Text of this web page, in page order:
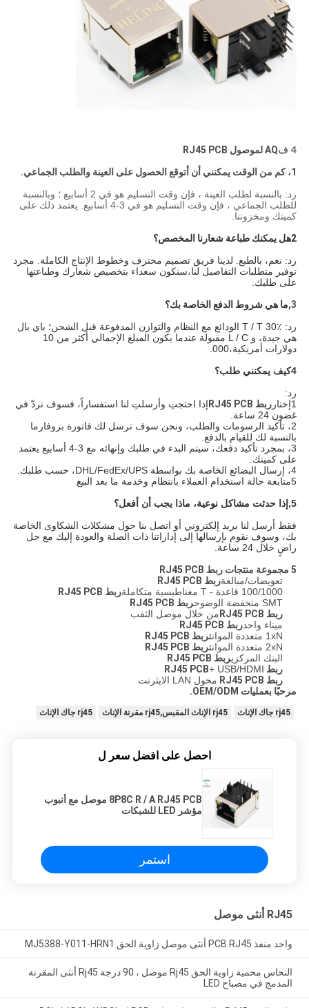
4 ف
AQ لموصول RJ45 PCB
1، كم من الوقت يمكنني أن أتوقع الحصول على العينة والطلب الجماعي.
رد: بالنسبة لطلب العينة ، فإن وقت التسليم هو في 2 أسابيع ؛ وبالنسبة
للطلب الجماعي ، فإن وقت التسليم هو في 3-4 أسابيع. يعتمد ذلك على
كميتك ومخزوننا.
2هل يمكنك طباعة شعارنا المخصص؟
رد: نعم، بالطبع. لدينا فريق تصميم محترف وخطوط الإنتاج الكاملة. مجرد
توفير متطلبات التفاصيل لنا،سنكون سعداء بتخصيص شعارك وطباعتها
على طلبك.
3, ما هي شروط الدفع الخاصة بك؟
رد: T / T 30٪ الودائع مع النظام والتوازن المدفوعة قبل الشحن؛ باي بال
هي جيدة، و L / C مقبولة عندما يكون المبلغ الإجمالي أكثر من 10
دولارات أمريكية،000.
4كيف يمكنني طلب؟
رد:
1إختار
ربط RJ45 PCB
إذا احتجتِ وأرسلتِ لنا استفساراً، فسوف نردّ في
غضون 24 ساعة.
2، تأكيد الرسومات والطلب، ونحن سوف ترسل لك فاتورة بروفارما
بالنسبة لك للقيام بالدفع.
3، بمجرد تأكيد دفعك، سيتم البدء في طلبك وإنهائه مع 3-4 أسابيع يعتمد
على كميتك.
4، إرسال البضائع الخاصة بك بواسطة DHL/FedEx/UPS، حسب طلبك.
5متابعة حالة استخدام العملاء بانتظام وخدمة ما بعد البيع
5, إذا حدثت مشاكل نوعية، ماذا يجب أن أفعل؟
فقط أرسل لنا بريد إلكتروني أو اتصل بنا حول مشكلات الشكاوى الخاصة
بك، وسوف نقوم بإرسالها إلى إداراتنا ذات الصلة والعودة إليك مع حل
راضٍ خلال 24 ساعة.
5 مجموعة منتجات
ربط RJ45 PCB
تعويضات/مبالغةربط RJ45 PCB
100/1000 قاعدة - T مغناطيسية متكاملة
ربط RJ45 PCB
SMT منخفضة الوضوح
ربط RJ45 PCB
ربط RJ45 PCB
من خلال موصل الثقب
ميناء واحدربط RJ45 PCB
1xN متعددة الموانئ
ربط RJ45 PCB
2xN متعددة الموانئ
ربط RJ45 PCB
البنك المركزيربط RJ45 PCB
ربط RJ45 PCB + USB/HDMI
ربط RJ45 PCB
محول LAN الايثرنت
مرحبًا بعمليات OEM/ODM.
rj45 جاك الإناث rj45 الإناث المقبس,rj45 مقرنة الإناث rj45 جاك الإناث
احصل على افضل سعر ل
8P8C R / A RJ45 PCB موصل مع أنبوب
مؤشر LED للشبكات
استمر
RJ45 أنثى موصل
واحد منفذ PCB RJ45 أنثى موصل زاوية الحق MJ5388-Y011-HRN1
النحاس محمية زاوية الحق Rj45 موصل ، 90 درجة Rj45 أنثى المقرنة
المدمج في مصباح LED